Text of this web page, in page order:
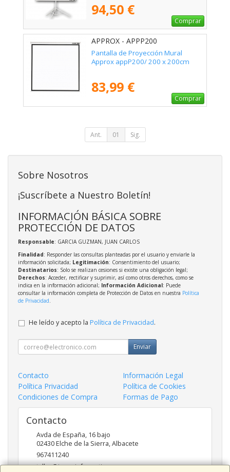
94,50 €
Comprar
APPROX - APPP200
Pantalla de Proyección Mural
Approx appP200/ 200 x 200cm
83,99 €
Comprar
Ant. 01 Sig.
Sobre Nosotros
¡Suscríbete a Nuestro Boletín!
INFORMACIÓN BÁSICA SOBRE
PROTECCIÓN DE DATOS
Responsable: GARCIA GUZMAN, JUAN CARLOS
Finalidad: Responder las consultas planteadas por el usuario y enviarle la
información solicitada; Legitimación: Consentimiento del usuario;
Destinatarios: Solo se realizan cesiones si existe una obligación legal;
Derechos: Acceder, rectificar y suprimir, así como otros derechos, como se
indica en la información adicional; Información Adicional: Puede
consultar la información completa de Protección de Datos en nuestra Política
de Privacidad.
He leído y acepto la Política de Privacidad.
Enviar
Contacto
Información Legal
Política Privacidad
Política de Cookies
Condiciones de Compra
Formas de Pago
Contacto
Avda de España, 16 bajo
02430Elche de la Sierra,Albacete
967411240
taller@ingesinformatica.es